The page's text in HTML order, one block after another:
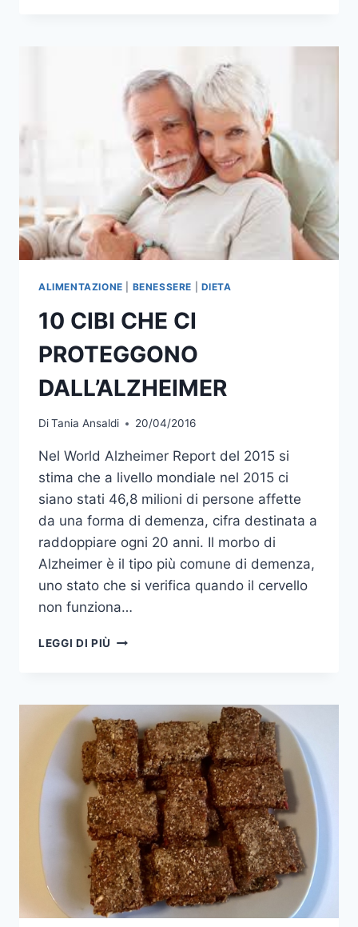
ALIMENTAZIONE BENESSERE DIETA
10 CIBI CHE CI
PROTEGGONO
DALL’ALZHEIMER
DiTania Ansaldi 20/04/2016
Nel World Alzheimer Report del 2015 si
stima che a livello mondiale nel 2015 ci
siano stati 46,8 milioni di persone affette
da una forma di demenza, cifra destinata a
raddoppiare ogni 20 anni. Il morbo di
Alzheimer è il tipo più comune di demenza,
uno stato che si verifica quando il cervello
non funziona…
LEGGI DI PIÙ 10
PROTEGGONO
DALL’ALZHEIMER